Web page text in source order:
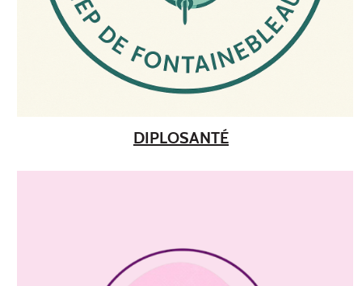
DIPLOSANTÉ